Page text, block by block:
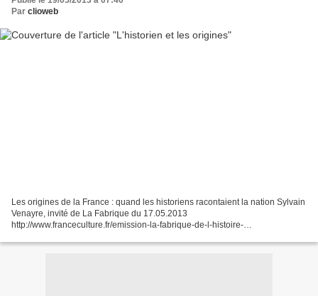
Par clioweb
Les origines de la France : quand les historiens racontaient la nation Sylvain
Venayre, invité de La Fabrique du 17.05.2013
http://www.franceculture.fr/emission-la-fabrique-de-l-histoire-